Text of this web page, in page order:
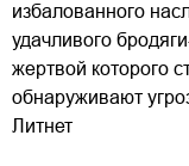
избалованного
удачливого
жертвой которого
обнаруживают
Литнет